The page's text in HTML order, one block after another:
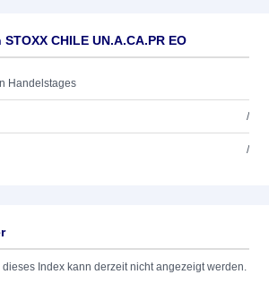
CHILE UN.A.CA.PR EO
Handelstages
/
/
Index kann derzeit nicht angezeigt werden.